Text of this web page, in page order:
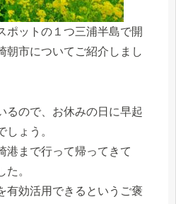
ポットの１つ三浦半島で開
朝市についてご紹介しまし
るので、お休みの日に早起
しょう。
港まで行って帰ってきて
た。
有効活用できるというご褒